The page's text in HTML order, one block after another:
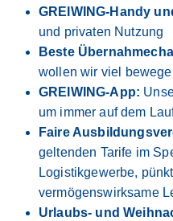
GREIWING-Handy
und privaten Nutzung
Beste
wollen wir viel
GREIWING-App:
um immer auf dem
Faire
geltenden Tarife im
Logistikgewerbe,
vermögenswirksame
Urlaubs- und